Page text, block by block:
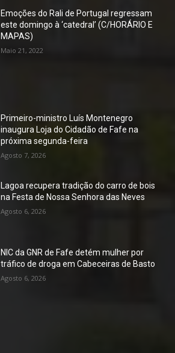
Emoções do Rali de Portugal regressam
este domingo à ‘catedral’ (C/HORÁRIO E
MAPAS)
Maio 21, 2022
Primeiro-ministro Luís Montenegro
inaugura Loja do Cidadão de Fafe na
próxima segunda-feira
Agosto 7, 2026
Lagoa recupera tradição do carro de bois
na Festa de Nossa Senhora das Neves
Agosto 6, 2026
NIC da GNR de Fafe detém mulher por
tráfico de droga em Cabeceiras de Basto
Agosto 6, 2026